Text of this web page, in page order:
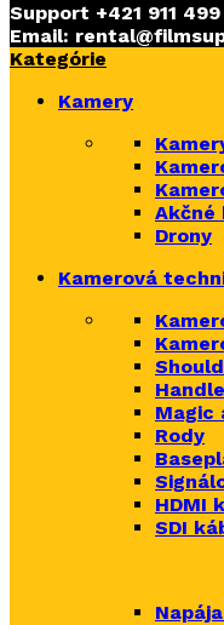
Support +421 911
Email:
Kategórie
Kamery
Akčné
Drony
Kamerová
Handle
Magic
Rody
HDMI
SDI